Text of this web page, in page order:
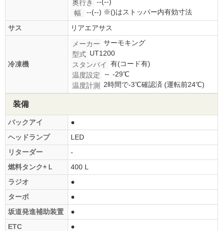
奥行き
幅
--(--) ※()はストッパー内有効寸法
サス
リアエアサス
冷凍機
メーカー サーモキング
型式 UT1200
スタンバイ 有(コード有)
温度設定
～ -29℃
温度計測
2時間で-3℃確認済 (運転前24℃)
装備
バックアイ
●
ヘッドランプ
LED
リターダー
-
燃料タンク+Ｌ
400 L
ラジオ
●
ターボ
●
坂道発進補助装置
●
ETC
●